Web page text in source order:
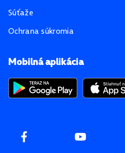
Mobilná aplikácia
Súťaže
Ochrana súkromia